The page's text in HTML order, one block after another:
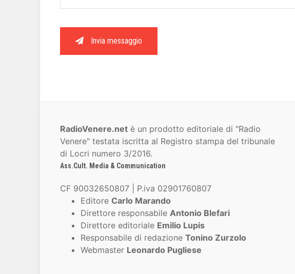
Invia messaggio
RadioVenere.net è un prodotto editoriale di "Radio
Venere" testata iscritta al Registro stampa del tribunale
di Locri numero 3/2016.
Ass.Cult. Media & Communication
CF 90032650807 | P.iva 02901760807
Editore Carlo Marando
Direttore responsabile Antonio Blefari
Direttore editoriale Emilio Lupis
Responsabile di redazione Tonino Zurzolo
Webmaster Leonardo Pugliese